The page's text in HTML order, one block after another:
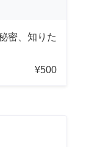
密、知りた
¥500